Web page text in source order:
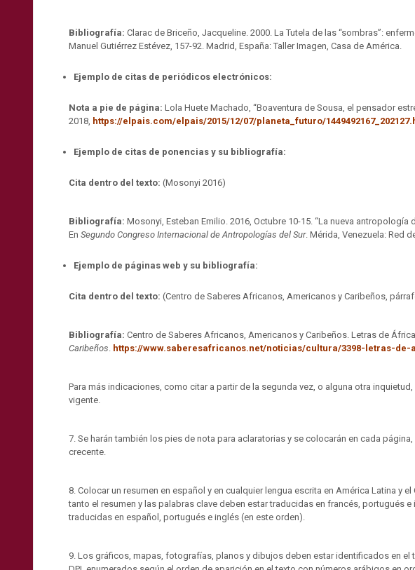
Bibliografía:Clarac de Briceño, Jacqueline. 2000. La Tutela de las “sombras”:
Manuel Gutiérrez Estévez, 157-92. Madrid, España: Taller Imagen, Casa de América.
Ejemplo de citas de periódicos electrónicos:
Nota a pie de página: Lola Huete Machado, “Boaventura de Sousa, el pensador
2018, https://elpais.com/elpais/2015/12/07/planeta_futuro/
Ejemplo de citas de ponencias y su bibliografía:
Cita dentro del texto:(Mosonyi 2016)
Bibliografía: Mosonyi, Esteban Emilio. 2016, Octubre 10-15. “La nueva
EnSegundo Congreso Internacional de Antropologías del Sur. Mérida, Venezuela: Red
Ejemplo de páginas web y su bibliografía:
Cita dentro del texto:(Centro de Saberes Africanos, Americanos y Caribeños,
Bibliografía:Centro de Saberes Africanos, Americanos y Caribeños. Letras de
Caribeños https://www.saberesafricanos.net/noticias/cultura/3398-letras-
Para más indicaciones, como citar a partir de la segunda vez, o alguna otra
vigente.
7. Se harán también los pies de nota para aclaratorias y se colocarán en cada
crecente.
8. Colocar un resumen en español y en cualquier lengua escrita en América Latina y
tanto el resumen y las palabras clave deben estar traducidas en francés, portugués
traducidas en español, portugués e inglés (en este orden).
9. Los gráficos, mapas, fotografías, planos y dibujos deben estar identificados en